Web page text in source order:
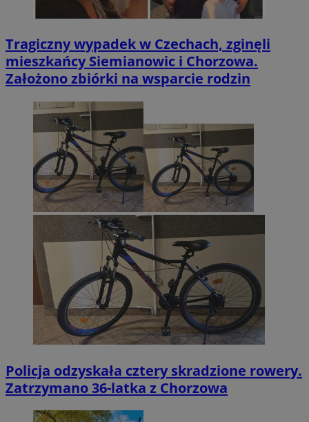
Tragiczny wypadek w Czechach, zginęli
mieszkańcy Siemianowic i Chorzowa.
Założono zbiórki na wsparcie rodzin
Policja odzyskała cztery skradzione rowery.
Zatrzymano 36-latka z Chorzowa